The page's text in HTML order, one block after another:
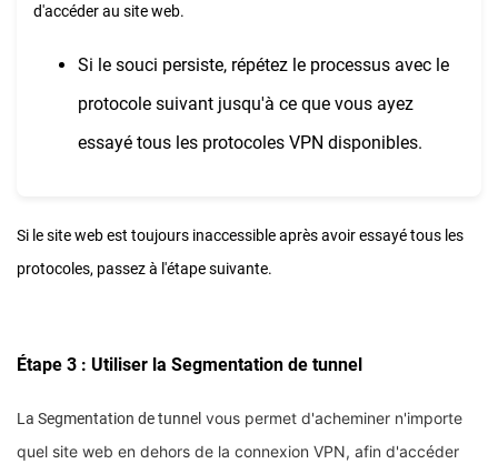
d'accéder au site web.
Si le souci persiste, répétez le processus avec le
protocole suivant jusqu'à ce que vous ayez
essayé tous les protocoles VPN disponibles.
Si le site web est toujours inaccessible après avoir essayé tous les
protocoles, passez à l'étape suivante.
Étape 3 : Utiliser la Segmentation de tunnel
La Segmentation de tunnel vous permet d'acheminer n'importe
quel site web en dehors de la connexion VPN, afin d'accéder